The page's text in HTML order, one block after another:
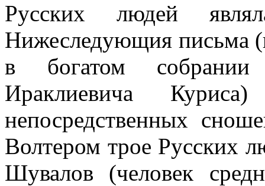
Русских людей
Нижеследующия письма
в богатом
Ираклиевича
непосредственных
Волтером трое Русских
Шувалов (человек